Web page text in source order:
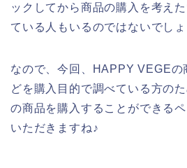
ックしてから商品の購入を考え
ている人もいるのではないでしょ
なので、今回、HAPPY VEGEの
どを購入目的で調べている方の
の商品を購入することができる
いただきますね♪